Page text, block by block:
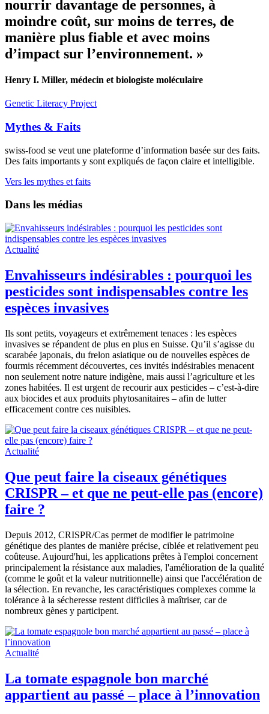
nourrir davantage de personnes, à
moindre coût, sur moins de terres, de
manière plus fiable et avec moins
d’impact sur l’environnement. »
Henry I. Miller, médecin et biologiste moléculaire
Genetic Literacy Project
Mythes & Faits
swiss-food se veut une plateforme d’information basée sur des faits.
Des faits importants y sont expliqués de façon claire et intelligible.
Vers les mythes et faits
Dans les médias
Actualité
Envahisseurs indésirables : pourquoi les
pesticides sont indispensables contre les
espèces invasives
Ils sont petits, voyageurs et extrêmement tenaces : les espèces
invasives se répandent de plus en plus en Suisse. Qu’il s’agisse du
scarabée japonais, du frelon asiatique ou de nouvelles espèces de
fourmis récemment découvertes, ces invités indésirables menacent
non seulement notre nature indigène, mais aussi l’agriculture et les
zones habitées. Il est urgent de recourir aux pesticides – c’est-à-dire
aux biocides et aux produits phytosanitaires – afin de lutter
efficacement contre ces nuisibles.
Actualité
Que peut faire la ciseaux génétiques
CRISPR – et que ne peut-elle pas (encore)
faire ?
Depuis 2012, CRISPR/Cas permet de modifier le patrimoine
génétique des plantes de manière précise, ciblée et relativement peu
coûteuse. Aujourd'hui, les applications prêtes à l'emploi concernent
principalement la résistance aux maladies, l'amélioration de la qualité
(comme le goût et la valeur nutritionnelle) ainsi que l'accélération de
la sélection. En revanche, les caractéristiques complexes comme la
tolérance à la sécheresse restent difficiles à maîtriser, car de
nombreux gènes y participent.
Actualité
La tomate espagnole bon marché
appartient au passé – place à l’innovation